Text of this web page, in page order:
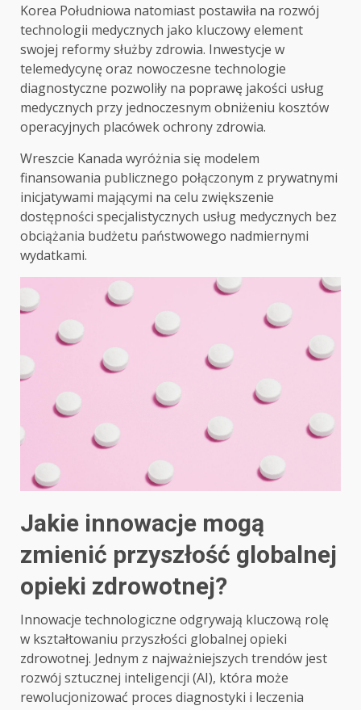
Korea Południowa natomiast postawiła na rozwój
technologii medycznych jako kluczowy element
swojej reformy służby zdrowia. Inwestycje w
telemedycynę oraz nowoczesne technologie
diagnostyczne pozwoliły na poprawę jakości usług
medycznych przy jednoczesnym obniżeniu kosztów
operacyjnych placówek ochrony zdrowia.
Wreszcie Kanada wyróżnia się modelem
finansowania publicznego połączonym z prywatnymi
inicjatywami mającymi na celu zwiększenie
dostępności specjalistycznych usług medycznych bez
obciążania budżetu państwowego nadmiernymi
wydatkami.
Jakie innowacje mogą
zmienić przyszłość globalnej
opieki zdrowotnej?
Innowacje technologiczne odgrywają kluczową rolę
w kształtowaniu przyszłości globalnej opieki
zdrowotnej. Jednym z najważniejszych trendów jest
rozwój sztucznej inteligencji (AI), która może
rewolucjonizować proces diagnostyki i leczenia